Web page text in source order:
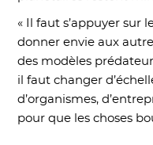
« Il faut s’appuyer sur
donner envie aux
des modèles
il faut changer
d’organismes,
pour que les choses